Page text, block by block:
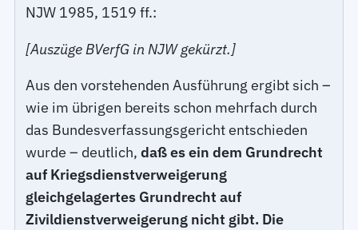
NJW 1985, 1519 ff.:
[Auszüge BVerfG in NJW gekürzt.]
Aus den vorstehenden Ausführung ergibt sich –
wie im übrigen bereits schon mehrfach durch
das Bundesverfassungsgericht entschieden
wurde – deutlich,daß es ein dem Grundrecht
auf Kriegsdienstverweigerung
gleichgelagertes Grundrecht auf
Zivildienstverweigerung nicht gibt. Die